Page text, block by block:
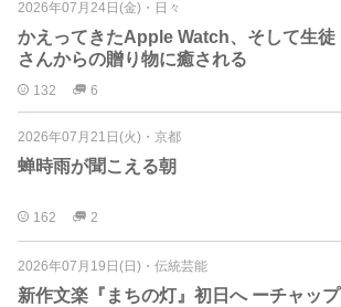
2026年07月24日(金) ・ 日々
かえってきたApple Watch、そして生徒
さんからの贈り物に癒される
132 6
2026年07月21日(火) ・ 京都
蝉時雨が聞こえる朝
162 2
2026年07月19日(日) ・ 伝統芸能
新作文楽『まちの灯』初日へ ーチャップ